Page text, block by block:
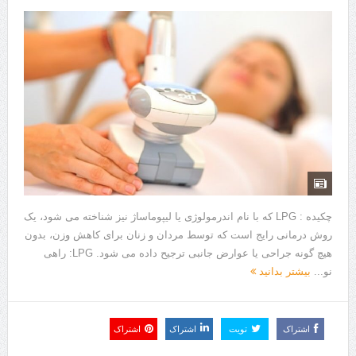
هزینه ایمپلنت دندان در ترکیه 1405 | قیمت، مزایا، معایب و مقایسه با
محصولات تراست؛ بهترین گزینه برای مراقبت از پوست
کلاس تیزهوشان برای چه دانش‌آموزانی ضروری‌تر است؟
آشنایی با هنر عاج کاری
درمان ترک های پوستی با لیزر در مشهد | لیزر فوتونا برای بهبود قطعی
استریا
طراحی در خدمت نظم؛ از قفسه ‌های یک‌ طرفه تا دو طرفه، روایت
هوشمندی در معماری فروشگاه
چکیده : LPG که با نام اندرمولوژی یا لیپوماساژ نیز شناخته می شود، یک
روش درمانی رایج است که توسط مردان و زنان برای کاهش وزن، بدون
هیچ گونه جراحی یا عوارض جانبی ترجیح داده می شود. LPG: راهی
نو... بیشتر بدانید
اشتراک تویت اشتراک اشتراک